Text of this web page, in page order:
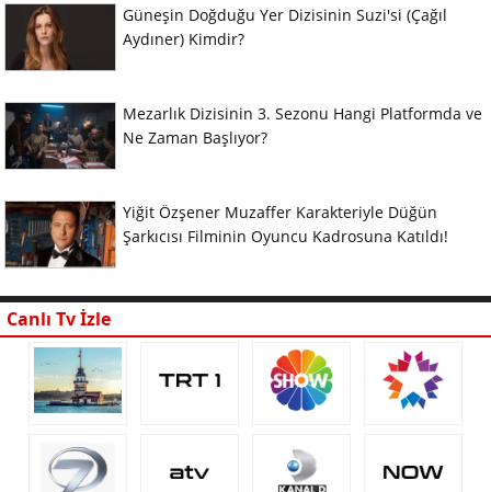
Güneşin Doğduğu Yer Dizisinin Suzi'si (Çağıl
Aydıner) Kimdir?
Mezarlık Dizisinin 3. Sezonu Hangi Platformda ve
Ne Zaman Başlıyor?
Yiğit Özşener Muzaffer Karakteriyle Düğün
Şarkıcısı Filminin Oyuncu Kadrosuna Katıldı!
Canlı Tv İzle